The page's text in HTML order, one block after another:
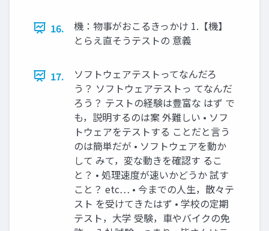
16.
機：物事がおこるきっかけ 1.【機】
とらえ直そうテストの 意義
17.
ソフトウェアテストってなんだろ
う？ ソフトウェアテストっ てなんだ
ろう？ テストの経験は豊富な はず で
も，説明するのは案 外難しい • ソフ
トウェアをテストする ことだと言う
のは簡単だが • ソフトウェアを動か
して みて，変な動きを確認す るこ
と？ • 処理速度が速いかどうか 試す
こと？ etc… • 今までの人生，散々テ
スト を受けてきたはず • 学校の定期
テスト，大学 受験，車やバイクの免